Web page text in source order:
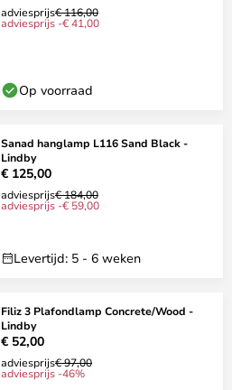
adviesprijs€ 116,00
adviesprijs -€ 41,00
Op voorraad
Sanad hanglamp L116 Sand Black -
Lindby
€ 125,00
adviesprijs€ 184,00
adviesprijs -€ 59,00
Levertijd: 5 - 6 weken
Filiz 3 Plafondlamp Concrete/Wood -
Lindby
€ 52,00
adviesprijs€ 97,00
adviesprijs -46%